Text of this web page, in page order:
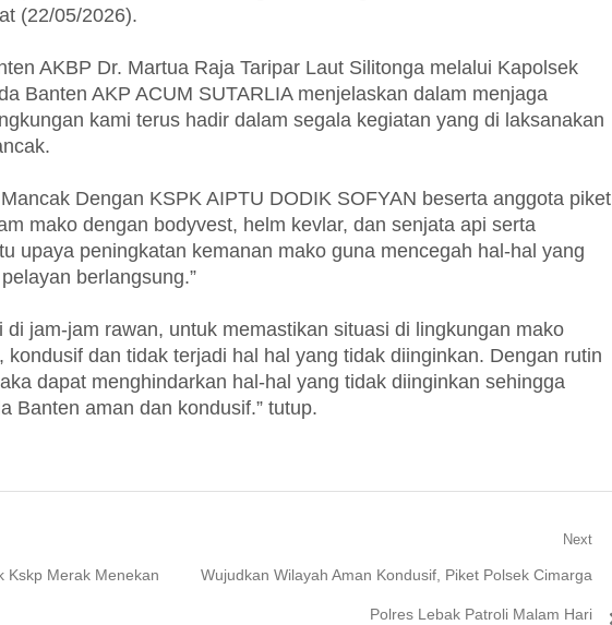
(22/05/2026).
AKBP Dr. Martua Raja Taripar Laut Silitonga melalui Kapolsek
Banten AKP ACUM SUTARLIA menjelaskan dalam menjaga
kami terus hadir dalam segala kegiatan yang di laksanakan
Dengan KSPK AIPTU DODIK SOFYAN beserta anggota piket
mako dengan bodyvest, helm kevlar, dan senjata api serta
upaya peningkatan kemanan mako guna mencegah hal-hal yang
berlangsung.”
di jam-jam rawan, untuk memastikan situasi di lingkungan mako
kondusif dan tidak terjadi hal hal yang tidak diinginkan. Dengan rutin
dapat menghindarkan hal-hal yang tidak diinginkan sehingga
Banten aman dan kondusif.” tutup.
Kskp Merak Menekan
Next
Next
Wujudkan Wilayah Aman Kondusif, Piket Polsek Cimarga
Polres Lebak Patroli Malam Hari